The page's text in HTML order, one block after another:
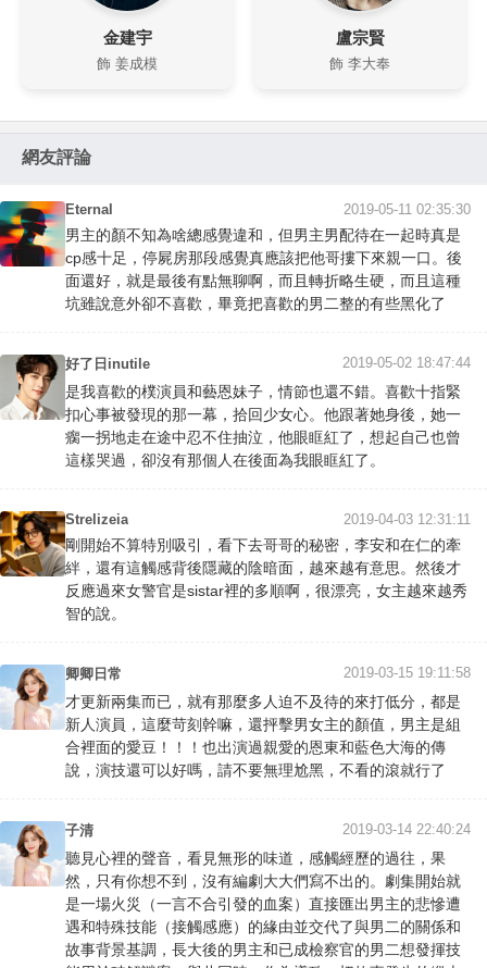
金建宇
飾 姜成模
盧宗賢
飾 李大奉
網友評論
Eternal 2019-05-11 02:35:30
男主的顏不知為啥總感覺違和，但男主男配待在一起時真是
cp感十足，停屍房那段感覺真應該把他哥摟下來親一口。後
面還好，就是最後有點無聊啊，而且轉折略生硬，而且這種
坑雖說意外卻不喜歡，畢竟把喜歡的男二整的有些黑化了
好了日inutile 2019-05-02 18:47:44
是我喜歡的樸演員和藝恩妹子，情節也還不錯。喜歡十指緊
扣心事被發現的那一幕，拾回少女心。他跟著她身後，她一
瘸一拐地走在途中忍不住抽泣，他眼眶紅了，想起自己也曾
這樣哭過，卻沒有那個人在後面為我眼眶紅了。
Strelizeia 2019-04-03 12:31:11
剛開始不算特別吸引，看下去哥哥的秘密，李安和在仁的牽
絆，還有這觸感背後隱藏的陰暗面，越來越有意思。然後才
反應過來女警官是sistar裡的多順啊，很漂亮，女主越來越秀
智的說。
卿卿日常 2019-03-15 19:11:58
才更新兩集而已，就有那麼多人迫不及待的來打低分，都是
新人演員，這麼苛刻幹嘛，還抨擊男女主的顏值，男主是組
合裡面的愛豆！！！也出演過親愛的恩東和藍色大海的傳
說，演技還可以好嗎，請不要無理尬黑，不看的滾就行了
子清 2019-03-14 22:40:24
聽見心裡的聲音，看見無形的味道，感觸經歷的過往，果
然，只有你想不到，沒有編劇大大們寫不出的。劇集開始就
是一場火災（一言不合引發的血案）直接匯出男主的悲慘遭
遇和特殊技能（接觸感應）的緣由並交代了與男二的關係和
故事背景基調，長大後的男主和已成檢察官的男二想發揮技